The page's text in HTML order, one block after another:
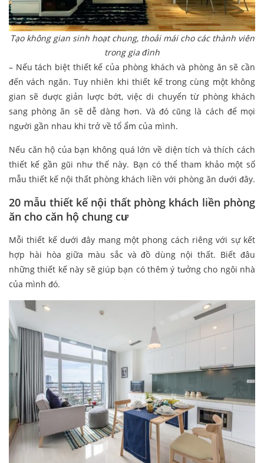
Tạo không gian sinh hoạt chung, thoải mái cho các thành viên
trong gia đình
– Nếu tách biệt thiết kế của phòng khách và phòng ăn sẽ cần
đến vách ngăn. Tuy nhiên khi thiết kế trong cùng một không
gian sẽ dược giản lược bớt, việc di chuyển từ phòng khách
sang phòng ăn sẽ dễ dàng hơn. Và đó cũng là cách để mọi
người gần nhau khi trở về tổ ẩm của mình.
Nếu căn hộ của bạn không quá lớn về diện tích và thích cách
thiết kế gần gũi như thế này. Bạn có thể tham khảo một số
mẫu thiết kế nội thất phòng khách liền với phòng ăn dưới đây.
20 mẫu thiết kế nội thất phòng khách liền phòng
ăn cho căn hộ chung cư
Mỗi thiết kế dưới đây mang một phong cách riêng với sự kết
hợp hài hòa giữa màu sắc và đồ dùng nội thất. Biết đâu
những thiết kế này sẽ giúp bạn có thêm ý tưởng cho ngôi nhà
của mình đó.